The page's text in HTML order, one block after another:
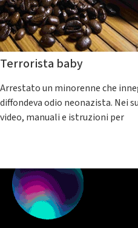
Terrorista baby
Arrestato un minorenne che
diffondeva odio neonazista. Nei
video, manuali e istruzioni per